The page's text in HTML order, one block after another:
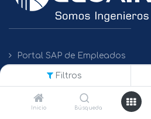
Filtros
Inicio Búsqueda
Portal SAP de Empleados
Políticas de Protección de Datos